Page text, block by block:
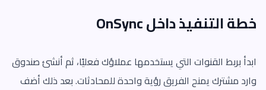
خطة التنفيذ داخل OnSync
ابدأ بربط القنوات التي يستخدمها عملاؤك فعليًا، ثم أنشئ صندوق
وارد مشترك يمنح الفريق رؤية واحدة للمحادثات. بعد ذلك أضف